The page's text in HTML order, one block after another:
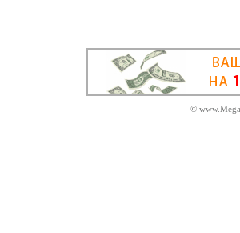
©